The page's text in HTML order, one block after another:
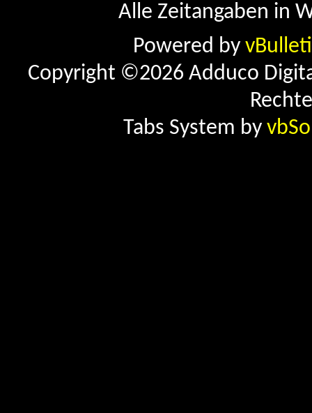
Alle Zeitangaben in
Powered by
Copyright ©2026 Adduco
Tabs System by